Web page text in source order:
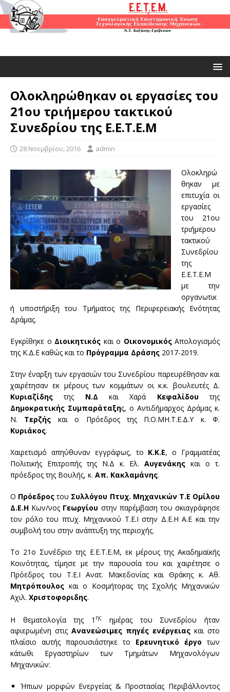
Ολοκληρώθηκαν οι εργασίες του
21ου τριήμερου τακτικού
Συνεδρίου της Ε.Ε.Τ.Ε.Μ
28 Νοεμβρίου, 2016 admin
Ολοκληρώ
θηκαν με
επιτυχία οι
εργασίες
του 21ου
τριήμερου
τακτικού
Συνεδρίου
της
Ε.Ε.Τ.Ε.Μ
με την
οργανωτικ
ή υποστήριξη του Τμήματος της Περιφερειακής Ενότητας
Δράμας.
Εγκρίθηκε ο Διοικητικός και ο ΟικονομικόςΑπολογισμός
της Κ.Δ.Ε καθώς και το Πρόγραμμα Δράσης 2017-2019.
Στην έναρξη των εργασιών του Συνεδρίου παρευρέθησαν και
χαιρέτησαν εκ μέρους των κομμάτων οι κ.κ. βουλευτές Δ.
Κυριαζίδης της Ν.Δ και Χαρά Κεφαλίδουτης
Δημοκρατικής Συμπαράταξης, ο Αντιδήμαρχος Δράμας κ.
Ν. Τερζής και ο Πρόεδρος της Π.Ο.ΜΗ.Τ.Ε.Δ.Υ κ. Φ.
Κυριάκος.
Χαιρετισμό απηύθυναν εγγράφως, το Κ.Κ.Ε, ο Γραμματέας
Πολιτικής Επιτροπής της Ν.Δ κ. Ελ.Αυγενάκης και ο τ.
πρόεδρος της Βουλής, κ. Απ. Κακλαμάνης.
Ο Πρόεδροςτου Συλλόγου Πτυχ. Μηχανικών Τ.Ε Ομίλου
Δ.Ε.Η Κων/νος Γεωργίου στην παρέμβαση του σκιαγράφησε
τον ρόλο του πτυχ. Μηχανικού Τ.Ε.Ι στην Δ.Ε.Η Α.Ε και την
συμβολή του στην ανάπτυξη της περιοχής.
Το 21ο Συνέδριο της Ε.Ε.Τ.Ε.Μ, εκ μέρους της Ακαδημαϊκής
Κοινότητας, τίμησε με την παρουσία του και χαιρέτησε ο
Πρόεδρος του Τ.Ε.Ι Ανατ. Μακεδονίας και Θράκης κ. Αθ.
Μητρόπουλος και ο Κοσμήτορας της Σχολής Μηχανικών
Αχιλ. Χριστοφοριδης.
Η θεματολογία της 1 ης
ημέρας του Συνεδρίου ήταν
αφιερωμένη στις Ανανεώσιμες πηγές ενέργειας και στο
πλαίσιο αυτής παρουσιάστηκε το Ερευνητικό έργο των
κάτωθι Εργαστηρίων των Τμημάτων Μηχανολόγων
Μηχανικών:
Ήπιων μορφών Ενεργείας & Προστασίας Περιβάλλοντος